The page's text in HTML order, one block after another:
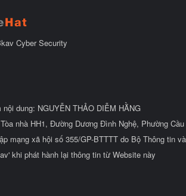
Cyber Security
nội dung: NGUYỄN THẢO DIỄM HẰNG
nhà HH1, Đường Dương Đình Nghệ, Phường
mạng xã hội số 355/GP-BTTTT do Bộ Thông tin
khi phát hành lại thông tin từ Website này